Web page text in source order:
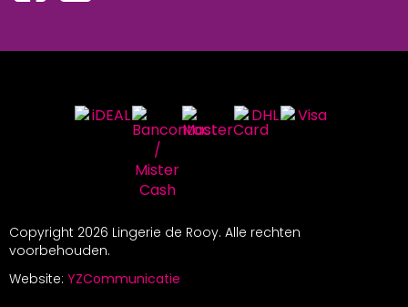
Copyright 2026 Lingerie de Rooy. Alle rechten
voorbehouden.
Website: YZCommunicatie